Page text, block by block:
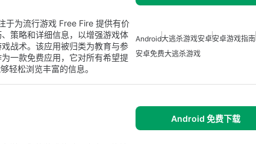
于为流行游戏 Free Fire 提供有价
策略和详细信息，以增强游戏体
战术。该应用被归类为教育与参
一款免费应用，它对所有希望提
轻松浏览丰富的信息。
Android大逃杀游戏安卓安卓游戏指南
安卓免费大逃杀游戏
Android 免费下载